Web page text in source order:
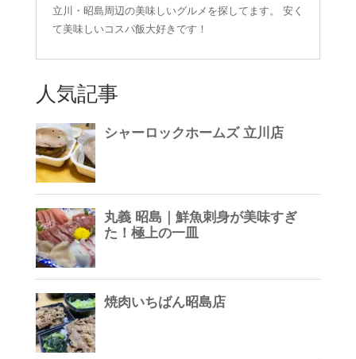
立川・昭島周辺の美味しいグルメを探してます。 安く
て美味しいコスパ飯大好きです！
人気記事